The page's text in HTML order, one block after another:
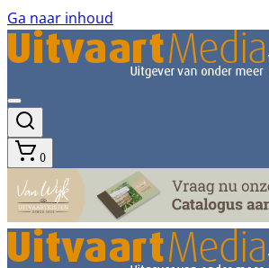
Ga naar inhoud
0